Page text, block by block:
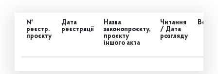
№
реєстр.
проєкту
Дата
реєстрації
Назва
законопроєкту,
проєкту
іншого акта
Читання
/ Дата
розгляду